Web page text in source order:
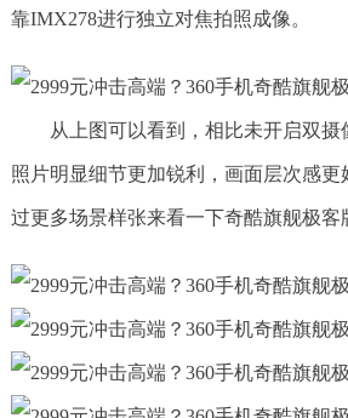
靠IMX278进行独立对焦拍照成像。
从上图可以看到，相比未开启双
照片明显细节更加锐利，画面层次感更
过更多场景样张来看一下奇酷旗舰极客